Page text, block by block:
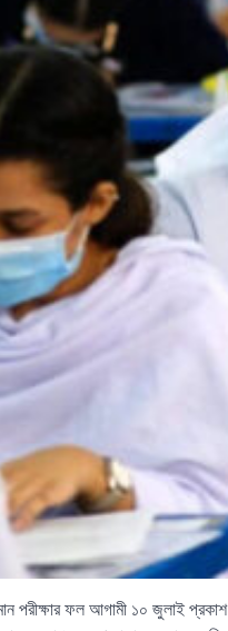
পরীক্ষার ফল আগামী ১০ জুলাই